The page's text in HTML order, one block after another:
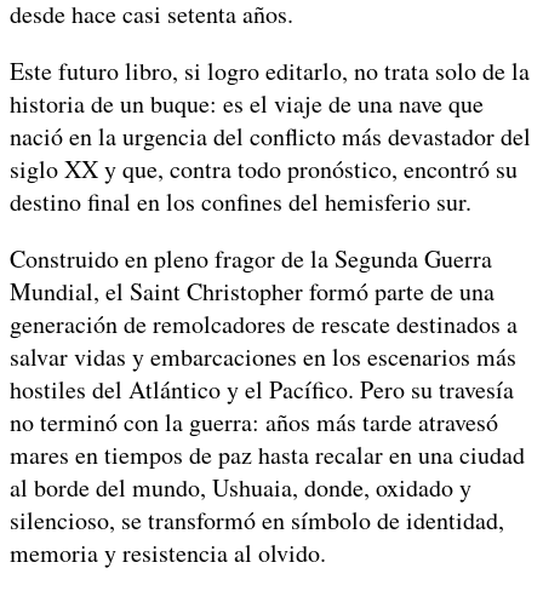
desde hace casi setenta años.
Este futuro libro, si logro editarlo, no trata solo de la
historia de un buque: es el viaje de una nave que
nació en la urgencia del conflicto más devastador del
siglo XX y que, contra todo pronóstico, encontró su
destino final en los confines del hemisferio sur.
Construido en pleno fragor de la Segunda Guerra
Mundial, el Saint Christopher formó parte de una
generación de remolcadores de rescate destinados a
salvar vidas y embarcaciones en los escenarios más
hostiles del Atlántico y el Pacífico. Pero su travesía
no terminó con la guerra: años más tarde atravesó
mares en tiempos de paz hasta recalar en una ciudad
al borde del mundo, Ushuaia, donde, oxidado y
silencioso, se transformó en símbolo de identidad,
memoria y resistencia al olvido.